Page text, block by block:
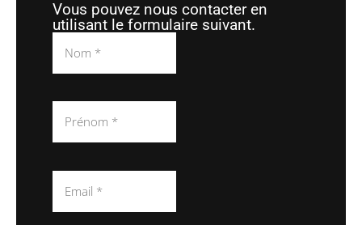
Vous pouvez nous contacter en
utilisant le formulaire suivant.